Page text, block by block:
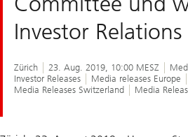
Investor Relations
Zürich 23. Aug. 2019, 10:00 MESZ
Investor Releases
Media releases Europe
Media Releases Switzerland
Media